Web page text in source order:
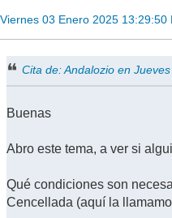
Viernes 03 Enero 2025 13:29:50
Cita de: Andalozio en
Buenas
Abro este tema, a ver si
Qué condiciones son
Cencellada (aquí la